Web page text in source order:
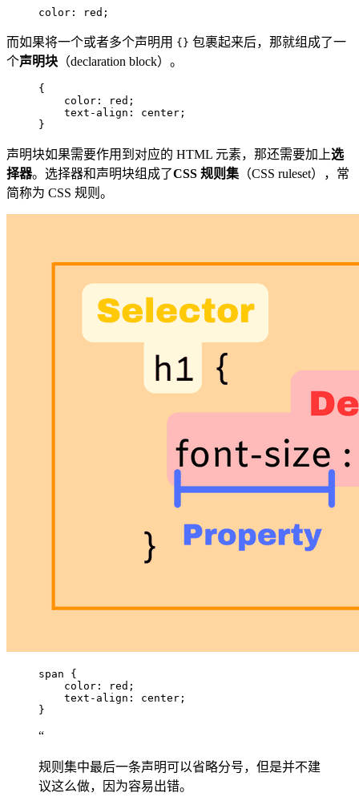
color: red;
而如果将一个或者多个声明用 {} 包裹起来后，那就组成了一
个声明块 （declaration block）。
{
    color: red;
    text-align: center;
}
声明块如果需要作用到对应的 HTML 元素，那还需要加上选
择器。选择器和声明块组成了CSS 规则集 （CSS ruleset），常
简称为 CSS 规则。
span {
    color: red;
    text-align: center;
}
“
规则集中最后一条声明可以省略分号，但是并不建
议这么做，因为容易出错。